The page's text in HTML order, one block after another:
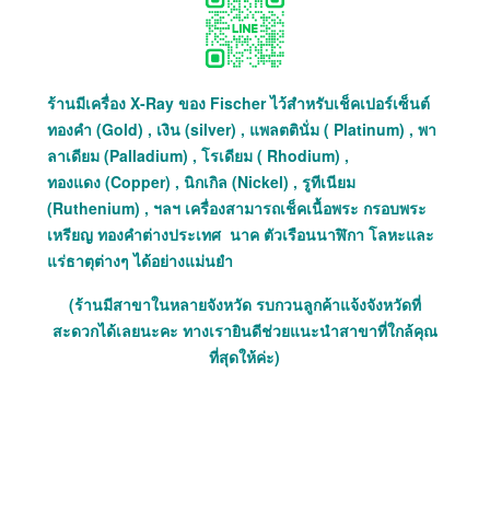
ร้านมีเครื่อง X-Ray ของ Fischer ไว้สำหรับเช็คเปอร์เซ็นต์
ทองคำ (Gold) , เงิน (silver) , แพลตตินั่ม ( Platinum) , พา
ลาเดียม (Palladium) , โรเดียม ( Rhodium) ,
ทองแดง (Copper) , นิกเกิล (Nickel) , รูทีเนียม
(Ruthenium) , ฯลฯ เครื่องสามารถเช็คเนื้อพระ กรอบพระ
เหรียญ ทองคำต่างประเทศ นาค ตัวเรือนนาฬิกา โลหะและ
แร่ธาตุต่างๆ ได้อย่างแม่นยำ
(ร้านมีสาขาในหลายจังหวัด รบกวนลูกค้าแจ้งจังหวัดที่
สะดวกได้เลยนะคะ ทางเรายินดีช่วยแนะนำสาขาที่ใกล้คุณ
ที่สุดให้ค่ะ)